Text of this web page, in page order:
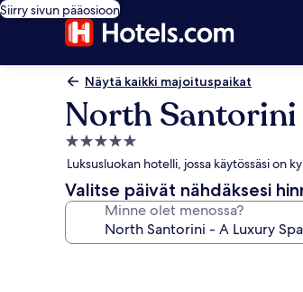
Siirry sivun pääosioon
Näytä kaikki majoituspaikat
North Santorini
5.0
tähden
majoituspaikka
Luksusluokan hotelli, jossa käytössäsi on
Valitse päivät nähdäksesi
Minne olet menossa?